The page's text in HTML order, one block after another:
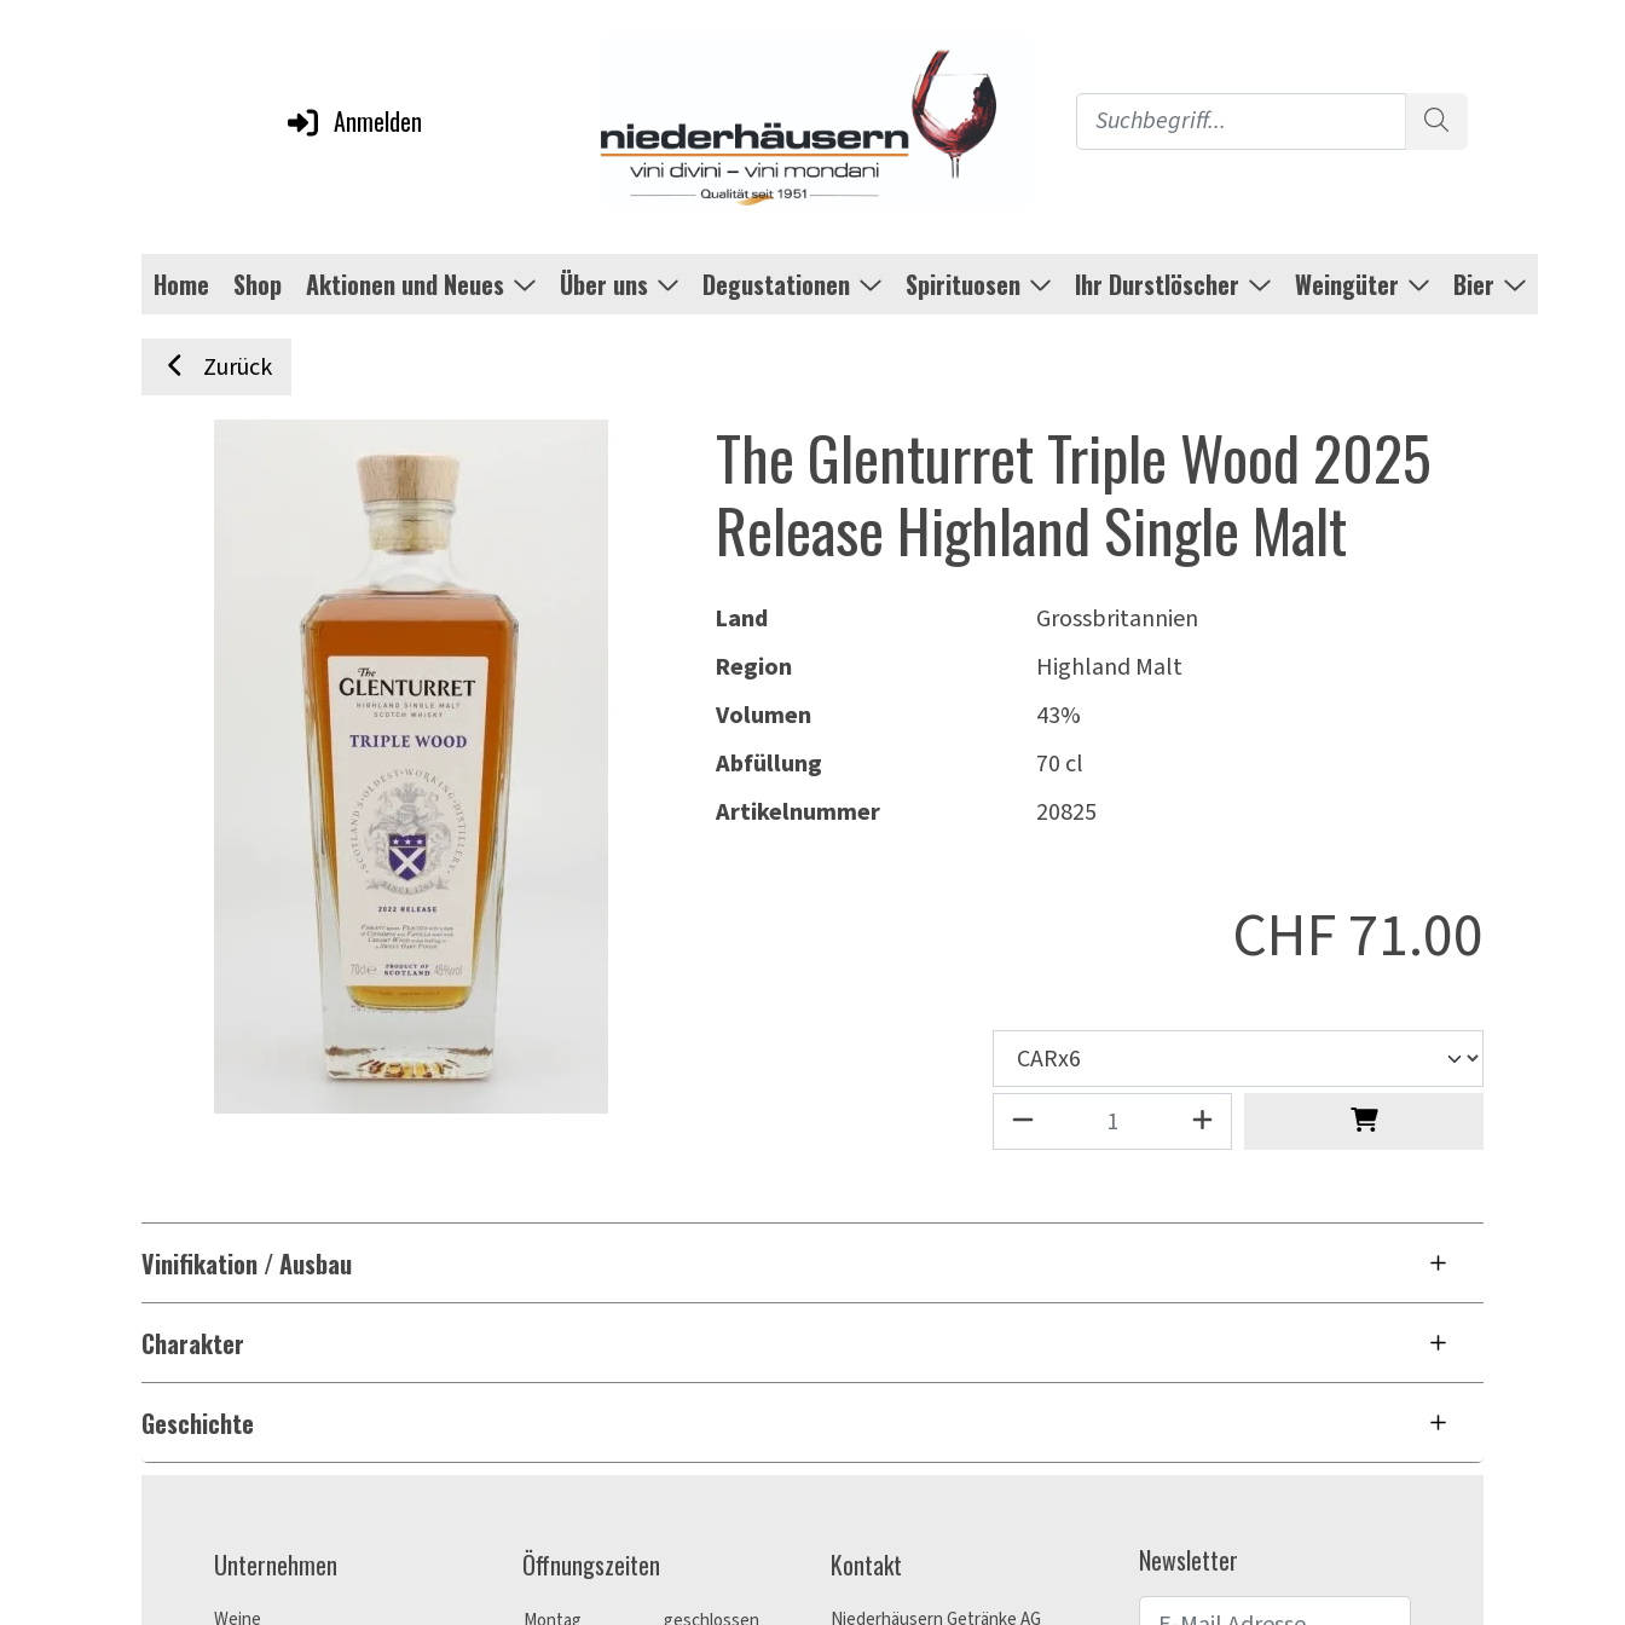
Anmelden
Home Shop Aktionen und Neues Über uns Degustationen Spirituosen Ihr Durstlöscher Weingüter Bier
Zurück
The Glenturret Triple Wood 2025
Release Highland Single Malt
Land
Grossbritannien
Region
Highland Malt
Volumen
43%
Abfüllung
70 cl
Artikelnummer
20825
CHF71.00
Vinifikation / Ausbau
Charakter
Geschichte
Unternehmen
Weine
Öffnungszeiten Kontakt
Niederhäusern Getränke AG
Newsletter